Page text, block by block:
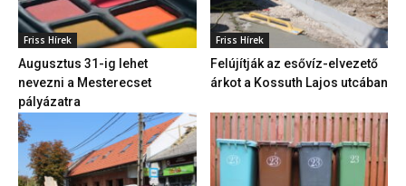
Friss Hírek
Augusztus 31-ig lehet
nevezni a Mesterecset
pályázatra
Friss Hírek
Felújítják az esővíz-elvezető
árkot a Kossuth Lajos utcában